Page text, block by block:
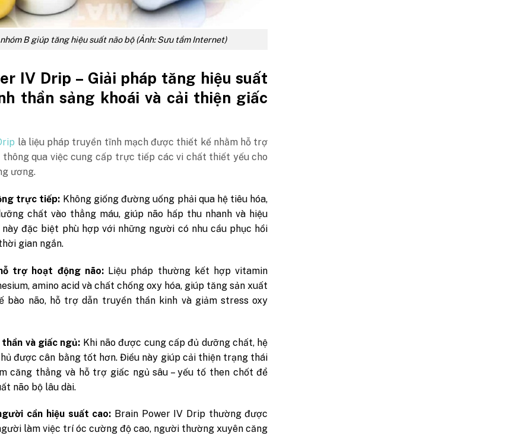
B giúp tăng hiệu suất não bộ (Ảnh: Sưu tầm Internet)
IV Drip – Giải pháp tăng hiệu suất
thần sảng khoái và cải thiện giấc
là liệu pháp truyền tĩnh mạch được thiết kế nhằm hỗ trợ
thông qua việc cung cấp trực tiếp các vi chất thiết yếu cho
ương.
trực tiếp: Không giống đường uống phải qua hệ tiêu hóa,
chất vào thẳng máu, giúp não hấp thu nhanh và hiệu
này đặc biệt phù hợp với những người có nhu cầu phục hồi
gian ngắn.
trợ hoạt động não: Liệu pháp thường kết hợp vitamin
amino acid và chất chống oxy hóa, giúp tăng sản xuất
bào não, hỗ trợ dẫn truyền thần kinh và giảm stress oxy
và giấc ngủ: Khi não được cung cấp đủ dưỡng chất, hệ
được cân bằng tốt hơn. Điều này giúp cải thiện trạng thái
căng thẳng và hỗ trợ giấc ngủ sâu – yếu tố then chốt để
não bộ lâu dài.
cần hiệu suất cao: Brain Power IV Drip thường được
làm việc trí óc cường độ cao, người thường xuyên căng